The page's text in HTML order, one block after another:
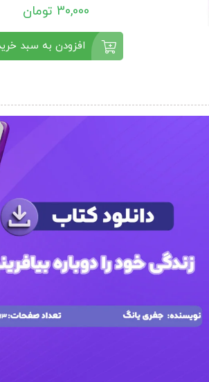
30,000 تومان
افزودن به سبد